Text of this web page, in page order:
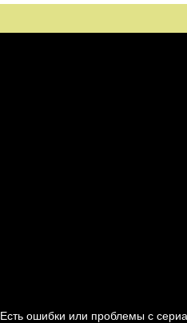
Есть ошибки или проблемы с